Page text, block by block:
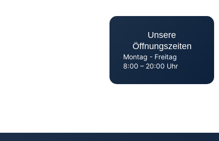
Unsere
Öffnungszeiten
Montag - Freitag
8:00 – 20:00 Uhr